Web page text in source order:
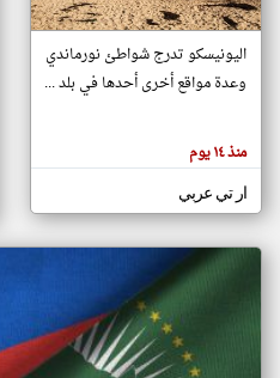
أهم
هنا عن
وجهة
كاتبيها.
اليونيسكو تدرج شواطئ نورماندي
وعدة مواقع أخرى أحدها في بلد ...
منذ ١٤ يوم
ار تي عربي